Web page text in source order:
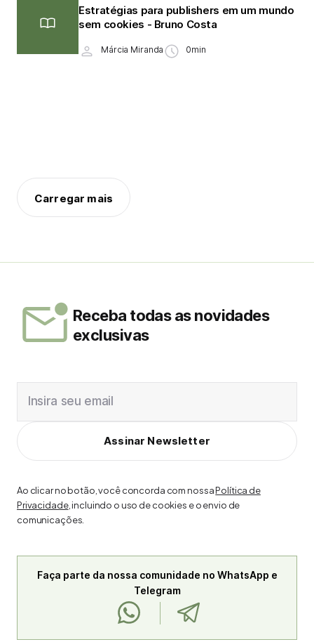
Estratégias para publishers em um mundo
sem cookies - Bruno Costa
Márcia Miranda 0min
Carregar mais
Receba todas as novidades
exclusivas
Insira seu email
Assinar Newsletter
Ao clicar no botão, você concorda com nossaPolítica de
Privacidade, incluindo o uso de cookies e o envio de
comunicações.
Faça parte da nossa comunidade no WhatsApp e
Telegram